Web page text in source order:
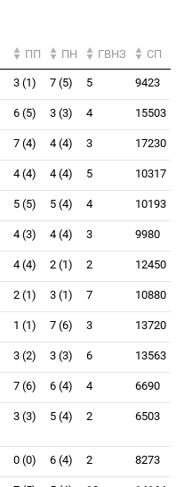
ПП ПН ГВНЗ СП
3 (1) 7 (5) 5 9423
6 (5) 3 (3) 4 15503
7 (4) 4 (4) 3 17230
4 (4) 4 (4) 5 10317
5 (5) 5 (4) 4 10193
4 (3) 4 (4) 3 9980
4 (4) 2 (1) 2 12450
2 (1) 3 (1) 7 10880
1 (1) 7 (6) 3 13720
3 (2) 3 (3) 6 13563
7 (6) 6 (4) 4 6690
3 (3) 5 (4) 2 6503
0 (0) 6 (4) 2 8273